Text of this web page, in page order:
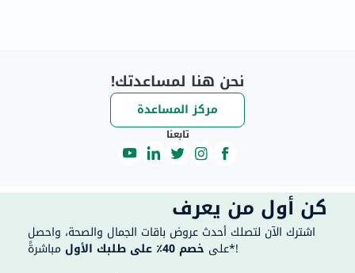
نحن هنا لمساعدتك!
مركز المساعدة
تابعنا
كن أول من يعرف
اشترك الآن لتصلك أحدث عروض باقات الجمال والصحة، واحصل
على خصم 40٪ على طلبك الأول مباشرةً*!